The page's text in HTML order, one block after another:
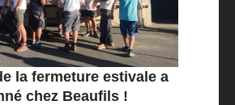
la fermeture estivale a
chez Beaufils !